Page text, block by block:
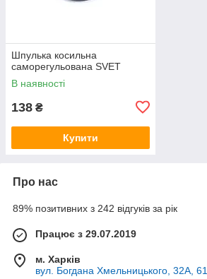
Шпулька косильна
саморегульована SVET
В наявності
138 ₴
Купити
Про нас
89% позитивних з 242 відгуків за рік
Працює з 29.07.2019
м. Харків
вул. Богдана Хмельницького, 32А,